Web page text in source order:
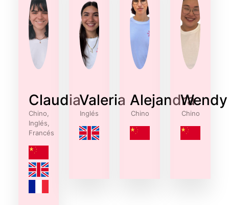
Claudia
Chino,
Inglés,
Francés
Valeria
Inglés
Alejandra
Chino
Wendy
Chino